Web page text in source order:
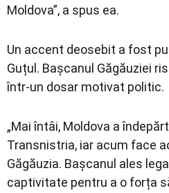
Moldova”, a spus ea.
Un accent deosebit a fost
Guțul. Bașcanul Găgăuziei
într-un dosar motivat politic.
„Mai întâi, Moldova a
Transnistria, iar acum face
Găgăuzia. Bașcanul ales
captivitate pentru a o forța